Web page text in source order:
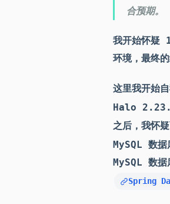
合预期。
我开始怀疑
环境，最终
这里我开始
Halo 2.23.2
之后，我怀
MySQL 数
MySQL 数据
Spring